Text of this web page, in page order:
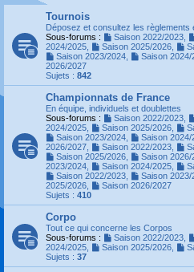
Tournois
Déposez et consultez les règlements
Sous-forums :
Saison 2022/2023,
2024/2025
Saison 2025/2026,
Saison 2023/2024, Saison 2024/
2026/2027
Sujets : 842
Championnats de France
En équipe, individuels et doublettes
Sous-forums :
Saison 2022/2023,
2024/2025
Saison 2025/2026,
Saison 2023/2024, Saison 2024/
2026/2027
Saison 2022/2023,
Saison 2025/2026, Saison 2026/
2023/2024
Saison 2024/2025,
Saison 2022/2023, Saison 2023/
2025/2026
Saison 2026/2027
Sujets : 410
Corpo
Tout ce qui concerne les Corpos
Sous-forums :
Saison 2022/2023,
2024/2025
Saison 2025/2026,
Sujets : 37